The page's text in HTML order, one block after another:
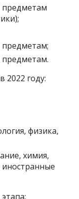
2022 году:
физика,
химия,